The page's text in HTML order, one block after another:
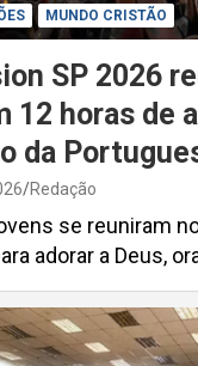
MUNDO CRISTÃO
SP 2026
12 horas de
da
Redação
se reuniram
adorar a Deus,